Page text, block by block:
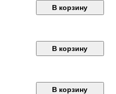
В корзину
В корзину
В корзину